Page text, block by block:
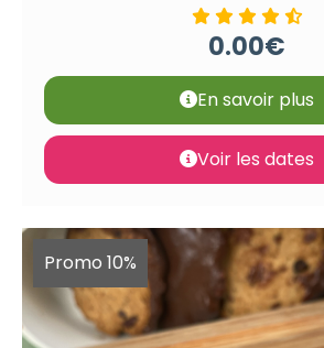
0.00€
En savoir plus
Voir les dates
Promo 10%